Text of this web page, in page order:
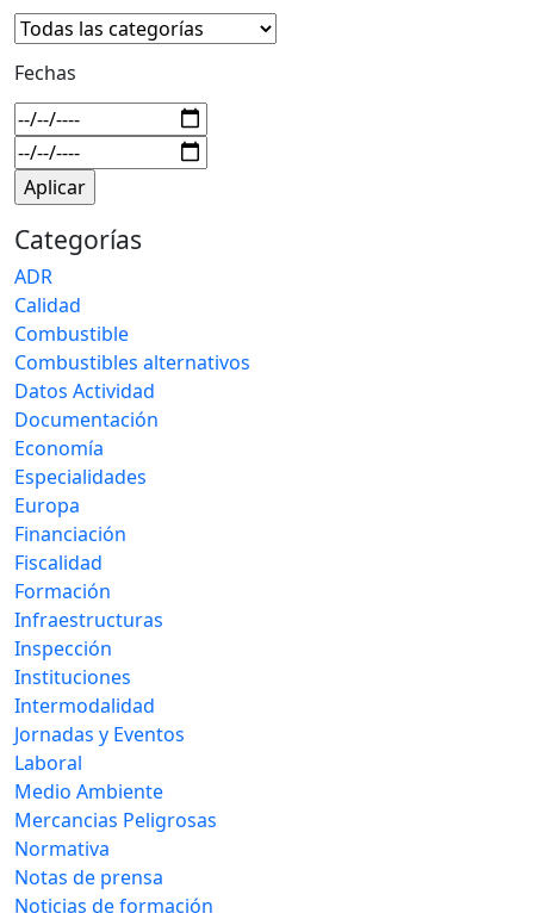
Fechas
Categorías
ADR
Calidad
Combustible
Combustibles alternativos
Datos Actividad
Documentación
Economía
Especialidades
Europa
Financiación
Fiscalidad
Formación
Infraestructuras
Inspección
Instituciones
Intermodalidad
Jornadas y Eventos
Laboral
Medio Ambiente
Mercancias Peligrosas
Normativa
Notas de prensa
Noticias de formación